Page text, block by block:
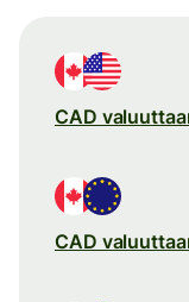
CAD
CAD